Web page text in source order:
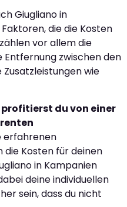
Giugliano in
die die Kosten
vor allem die
Entfernung zwischen den
wie
profitierst du von einer
erfahrenen
Kosten für deinen
in Kampanien
deine individuellen
sein, dass du nicht